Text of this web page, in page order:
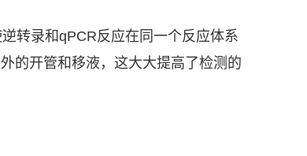
转录和qPCR反应在同一个反应体系
的开管和移液，这大大提高了检测的